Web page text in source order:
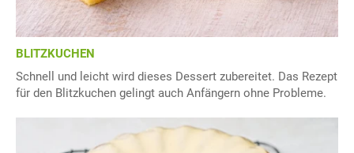
BLITZKUCHEN
Schnell und leicht wird dieses Dessert zubereitet. Das Rezept
für den Blitzkuchen gelingt auch Anfängern ohne Probleme.